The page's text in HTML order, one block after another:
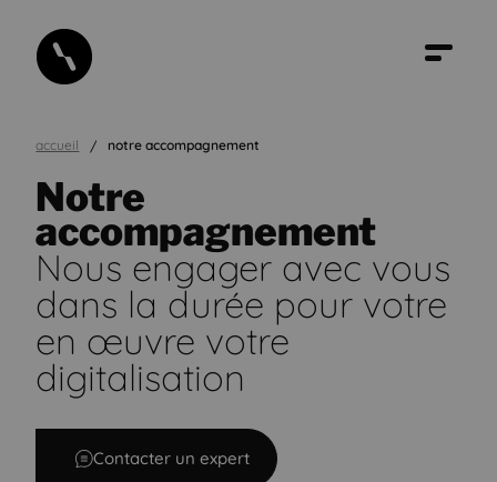
accueil notre accompagnement
Notre
accompagnement
Nous engager avec vous
dans la durée pour votre
en œuvre votre
digitalisation
Contacter un expert